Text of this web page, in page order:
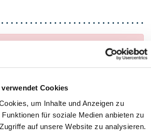
verwendet Cookies
um Inhalte und Anzeigen zu
für soziale Medien anbieten zu
auf unsere Website zu analysieren.
werden